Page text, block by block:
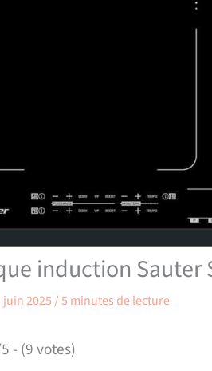
induction
juin 2025/5 minutes de lecture
- (9 votes)